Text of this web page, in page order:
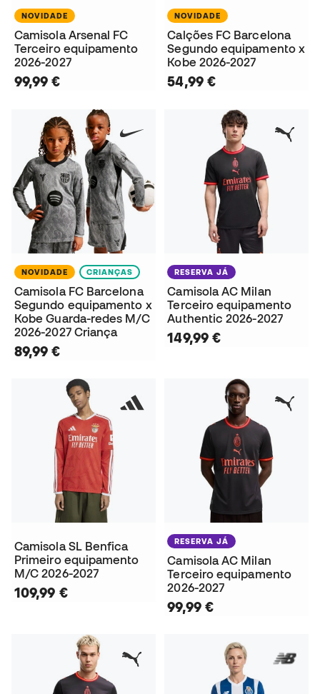
NOVIDADE
Camisola Arsenal FC
Terceiro equipamento
2026-2027
99,99 €
NOVIDADE
Calções FC Barcelona
Segundo equipamento x
Kobe 2026-2027
54,99 €
NOVIDADE CRIANÇAS
Camisola FC Barcelona
Segundo equipamento x
Kobe Guarda-redes M/C
2026-2027 Criança
89,99 €
RESERVA JÁ
Camisola AC Milan
Terceiro equipamento
Authentic 2026-2027
149,99 €
Camisola SL Benfica
Primeiro equipamento
M/C 2026-2027
109,99 €
RESERVA JÁ
Camisola AC Milan
Terceiro equipamento
2026-2027
99,99 €